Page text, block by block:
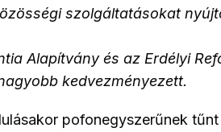
szolgáltatásokat
Alapítvány és az Erdélyi
kedvezményezett.
pofonegyszerűnek